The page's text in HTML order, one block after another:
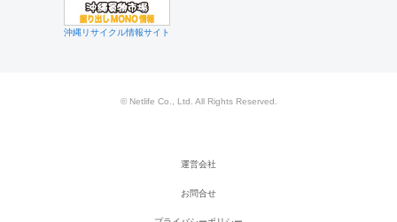
沖縄リサイクル情報サイト
© Netlife Co., Ltd. All Rights Reserved.
運営会社
お問合せ